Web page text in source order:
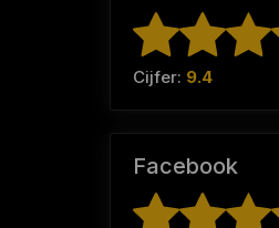
Cijfer: 9.4
Facebook